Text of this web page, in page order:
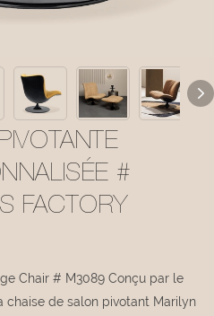
#
FACTORY
Chair # M3089 Conçu par le
chaise de salon pivotant Marilyn